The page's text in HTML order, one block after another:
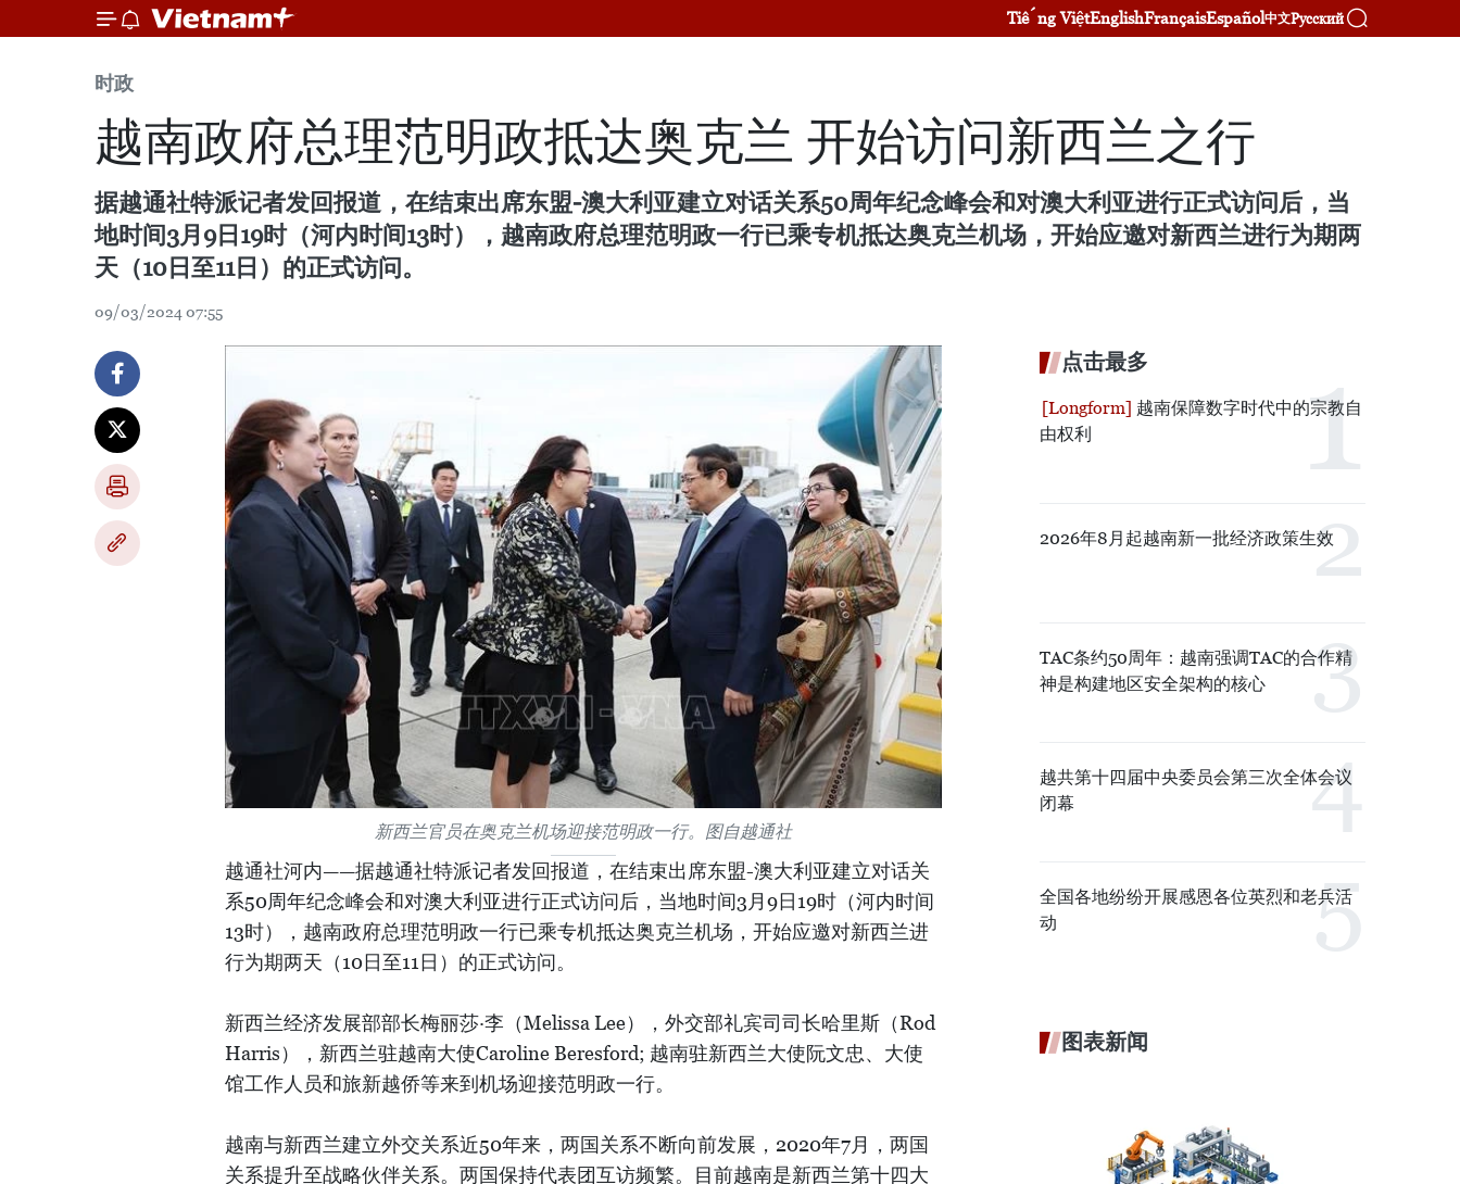
Tiếng ViệtEnglishFrançaisEspañol中文Русский
时政
越南政府总理范明政抵达奥克兰 开始访问新西兰之行
据越通社特派记者发回报道，在结束出席东盟-澳大利亚建立对话关系50周年纪念峰会和对澳大利亚进行正式访问后，当
地时间3月9日19时（河内时间13时），越南政府总理范明政一行已乘专机抵达奥克兰机场，开始应邀对新西兰进行为期两
天（10日至11日）的正式访问。
09/03/2024 07:55
新西兰官员在奥克兰机场迎接范明政一行。图自越通社
越通社河内——据越通社特派记者发回报道，在结束出席东盟-澳大利亚建立对话关
系50周年纪念峰会和对澳大利亚进行正式访问后，当地时间3月9日19时（河内时间
13时），越南政府总理范明政一行已乘专机抵达奥克兰机场，开始应邀对新西兰进
行为期两天（10日至11日）的正式访问。
新西兰经济发展部部长梅丽莎·李（Melissa Lee），外交部礼宾司司长哈里斯（Rod
Harris），新西兰驻越南大使Caroline Beresford; 越南驻新西兰大使阮文忠、大使
馆工作人员和旅新越侨等来到机场迎接范明政一行。
越南与新西兰建立外交关系近50年来，两国关系不断向前发展，2020年7月，两国
关系提升至战略伙伴关系。两国保持代表团互访频繁。目前越南是新西兰第十四大
点击最多
越南保障数字时代中的宗教自
由权利
2026年8月起越南新一批经济政策生效
TAC条约50周年：越南强调TAC的合作精
神是构建地区安全架构的核心
越共第十四届中央委员会第三次全体会议
闭幕
全国各地纷纷开展感恩各位英烈和老兵活
动
图表新闻